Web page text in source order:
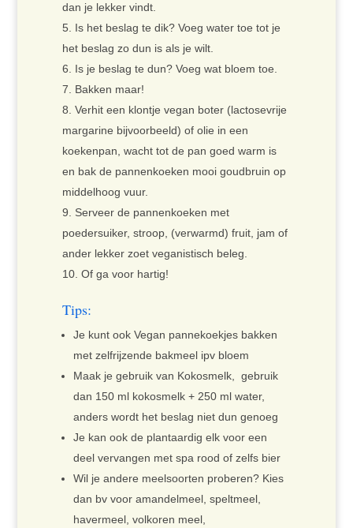
dan je lekker vindt.
Is het beslag te dik? Voeg water toe tot je
het beslag zo dun is als je wilt.
Is je beslag te dun? Voeg wat bloem toe.
Bakken maar!
Verhit een klontje vegan boter (lactosevrije
margarine bijvoorbeeld) of olie in een
koekenpan, wacht tot de pan goed warm is
en bak de pannenkoeken mooi goudbruin op
middelhoog vuur.
Serveer de pannenkoeken met
poedersuiker, stroop, (verwarmd) fruit, jam of
ander lekker zoet veganistisch beleg.
Of ga voor hartig!
Tips:
Je kunt ook Vegan pannekoekjes bakken
met zelfrijzende bakmeel ipv bloem
Maak je gebruik van Kokosmelk, gebruik
dan 150 ml kokosmelk + 250 ml water,
anders wordt het beslag niet dun genoeg
Je kan ook de plantaardig elk voor een
deel vervangen met spa rood of zelfs bier
Wil je andere meelsoorten proberen? Kies
dan bv voor amandelmeel, speltmeel,
havermeel, volkoren meel,